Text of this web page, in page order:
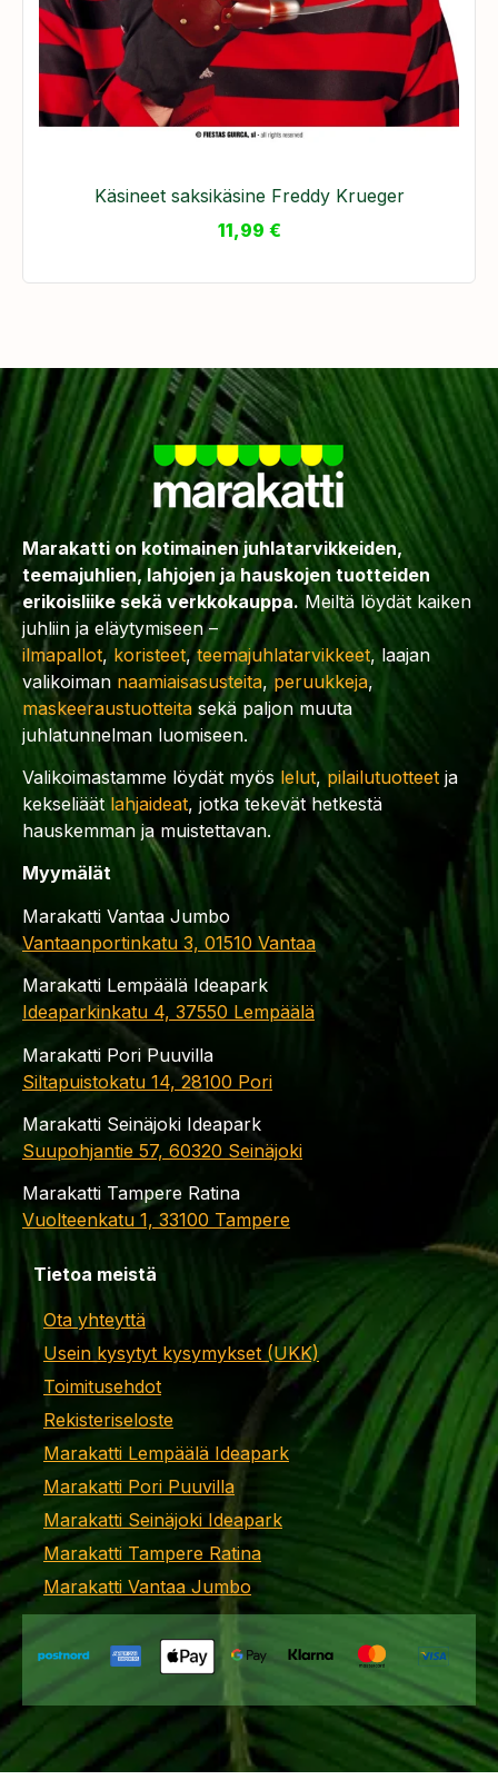
Käsineet saksikäsine Freddy Krueger
11,99 €
Marakatti on kotimainen juhlatarvikkeiden,
teemajuhlien, lahjojen ja hauskojen tuotteiden
erikoisliike sekä verkkokauppa. Meiltä löydät kaiken
juhliin ja eläytymiseen –
ilmapallot, koristeet,teemajuhlatarvikkeet, laajan
valikoiman naamiaisasusteita, peruukkeja,
maskeeraustuotteita sekä paljon muuta
juhlatunnelman luomiseen.
Valikoimastamme löydät myös lelut,pilailutuotteet ja
kekseliäät lahjaideat, jotka tekevät hetkestä
hauskemman ja muistettavan.
Myymälät
Marakatti Vantaa Jumbo
Vantaanportinkatu 3, 01510 Vantaa
Marakatti Lempäälä Ideapark
Ideaparkinkatu 4, 37550 Lempäälä
Marakatti Pori Puuvilla
Siltapuistokatu 14, 28100 Pori
Marakatti Seinäjoki Ideapark
Suupohjantie 57, 60320 Seinäjoki
Marakatti Tampere Ratina
Vuolteenkatu 1, 33100 Tampere
Tietoa meistä
Ota yhteyttä
Usein kysytyt kysymykset (UKK)
Toimitusehdot
Rekisteriseloste
Marakatti Lempäälä Ideapark
Marakatti Pori Puuvilla
Marakatti Seinäjoki Ideapark
Marakatti Tampere Ratina
Marakatti Vantaa Jumbo